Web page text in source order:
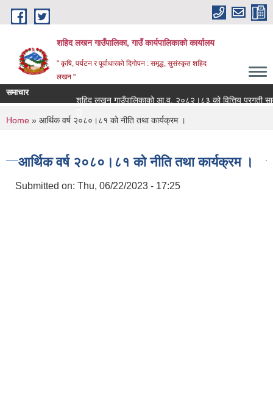
Skip to main content
शहिद लखन गाउँपालिका, गाउँ कार्यपालिकाको कार्यालय
" कृषि, पर्यटन र पूर्वाधारको दिगोपन : समृद्ध, सुसंस्कृत शहिद
लखन "
समाचार
शहिद लखन गाउँपालिकाको आ.व. २०८२।८३ को वित्तिय प्रगती
0
You are here
Home » आर्थिक वर्ष २०८०।८१ को नीति तथा कार्यक्रम ।
आर्थिक वर्ष २०८०।८१ को नीति तथा कार्यक्रम ।
Submitted on: Thu, 06/22/2023 - 17:25